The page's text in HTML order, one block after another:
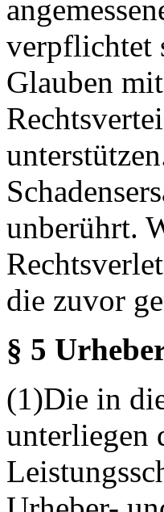
verpflichtet
Glauben
unberührt.
die zuvor
§ 5
(1)Die in
unterliegen